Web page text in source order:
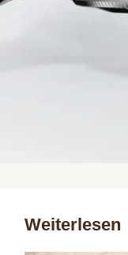
Weiterlesen